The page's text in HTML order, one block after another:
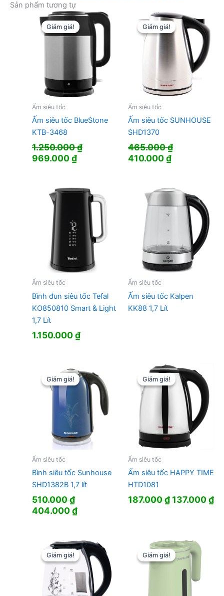
Sản phẩm tương tự
Giảm giá!
Giảm giá!
Ấm siêu tốc
Ấm siêu tốc BlueStone
KTB-3468
1.250.000₫
Giá
1.250.000 ₫.
969.000₫Giá
là:
969.000 ₫.
Giảm giá!
Giảm giá!
Ấm siêu tốc
Ấm siêu tốc SUNHOUSE
SHD1370
465.000₫
Giá
465.000 ₫.
410.000₫Giá
là:
410.000 ₫.
Ấm siêu tốc
Bình đun siêu tốc Tefal
KO850810 Smart & Light
1,7 Lít
1.150.000₫
Ấm siêu tốc
Ấm siêu tốc Kalpen
KK88 1,7 Lít
Giảm giá!
Giảm giá!
Ấm siêu tốc
Bình siêu tốc Sunhouse
SHD1382B 1,7 lít
510.000₫
Giá
510.000 ₫.
404.000₫Giá
là:
404.000 ₫.
Giảm giá!
Giảm giá!
Ấm siêu tốc
Ấm siêu tốc HAPPY TIME
HTD1081
187.000₫Giá
137.000₫
Giảm giá!
Giảm giá! Giảm giá!
Giảm giá!